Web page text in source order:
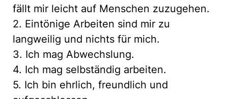
fällt mir leicht auf Menschen zuzugehen.
2. Eintönige Arbeiten sind mir zu
langweilig und nichts für mich.
3. Ich mag Abwechslung.
4. Ich mag selbständig arbeiten.
5. Ich bin ehrlich, freundlich und